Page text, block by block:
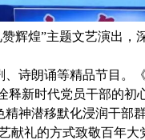
煌”主题文艺演出，
朗诵等精品节目。《
新时代党员干部的初
潜移默化浸润干部
献礼的方式致敬百年